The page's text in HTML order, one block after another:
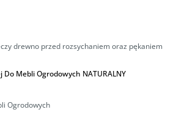
drewno przed rozsychaniem oraz pękaniem
Do Mebli Ogrodowych NATURALNY
Ogrodowych